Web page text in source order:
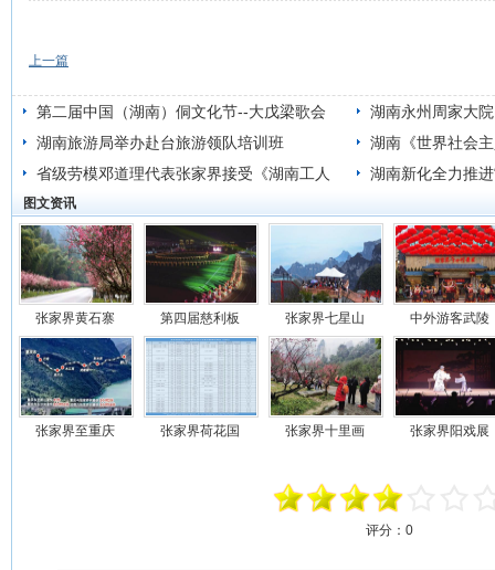
上一篇
第二届中国（湖南）侗文化节--大戊梁歌会
湖南永州周家大
湖南旅游局举办赴台旅游领队培训班
湖南《世界社会
省级劳模邓道理代表张家界接受《湖南工人
报》专访
湖南新化全力推
图文资讯
张家界黄石寨 第四届慈利板 张家界七星山 中外游客武陵
张家界至重庆 张家界荷花国 张家界十里画 张家界阳戏展
评分： 0